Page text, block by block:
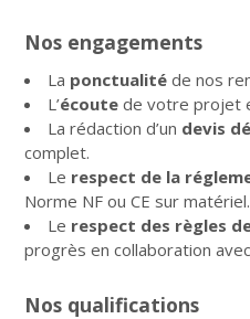
Nos engagements
La ponctualité de nos
L’écoute de votre projet
La rédaction d’un devis
complet.
Le respect de la
Norme NF ou CE sur matériel.
Le respect des règles
progrès en collaboration avec
Nos qualifications